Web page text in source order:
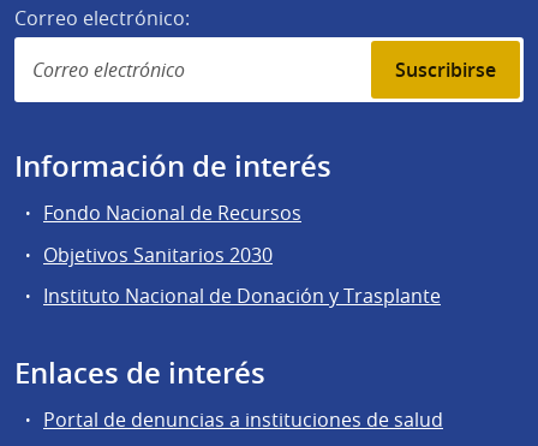
Correo electrónico:
Suscribirse
Información de interés
Fondo Nacional de Recursos
Objetivos Sanitarios 2030
Instituto Nacional de Donación y Trasplante
Enlaces de interés
Portal de denuncias a instituciones de salud